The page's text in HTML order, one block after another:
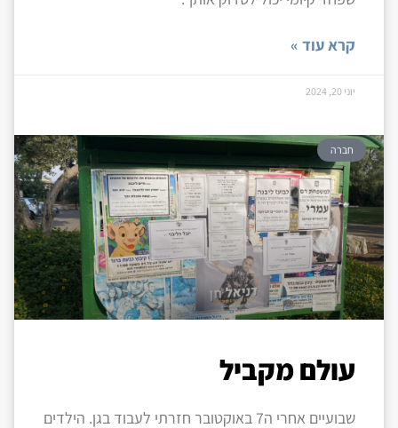
קרא עוד »
יוני 20, 2024
חברה
עולם מקביל
שבועיים אחרי ה7 באוקטובר חזרתי לעבוד בגן. הילדים